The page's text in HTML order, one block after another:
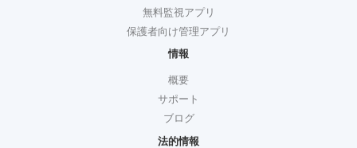
無料監視アプリ
保護者向け管理アプリ
情報
概要
サポート
ブログ
法的情報